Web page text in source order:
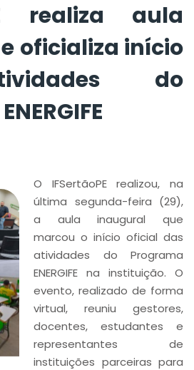
realiza aula
oficializa início
do
O IFSertãoPE realizou, na
última segunda-feira (29),
a aula inaugural que
marcou o início oficial das
atividades do Programa
ENERGIFE na instituição. O
evento, realizado de forma
virtual, reuniu gestores,
docentes, estudantes e
representantes de
instituições parceiras para